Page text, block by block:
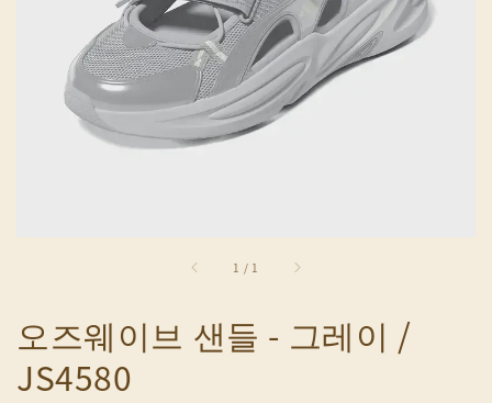
1 / 1
오즈웨이브 샌들 - 그레이 /
JS4580